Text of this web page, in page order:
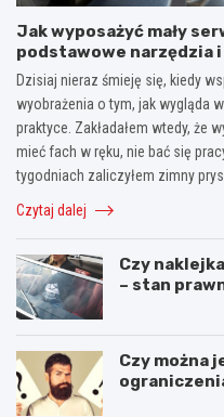
Jak wyposażyć mały
podstawowe narzędzia
Dzisiaj nieraz śmieję się, kiedy
wyobrażenia o tym, jak wygląda
praktyce. Zakładałem wtedy, że
mieć fach w ręku, nie bać się
tygodniach zaliczyłem zimny
Czytaj dalej
Czy
– stan
Czy można